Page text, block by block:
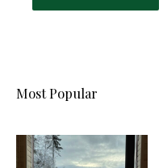
Most Popular